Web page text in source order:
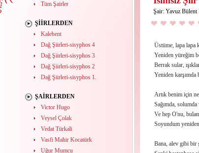
Tüm Şairler
ŞIIRLERDEN
Kalebent
Dağ Şiirleri-sisyphos 4
Dağ Şiirleri-sisyphos 3
Dağ Şiirleri-sisyphos 2
Dağ Şiirleri-sisyphos 1.
ŞAIRLERDEN
Victor Hugo
Veysel Çolak
Vedat Türkali
Vasfi Mahir Kocatürk
Uğur Mumcu
Şair: Yavuz Bülent
Üstüme, lapa lapa
Yeniden yüreğim
Berrak sular,
Yeniden karşımda
Artık benim için
Sağımda,
Ve hep O'nu,
Soyundum
Bana, alev gibi bir